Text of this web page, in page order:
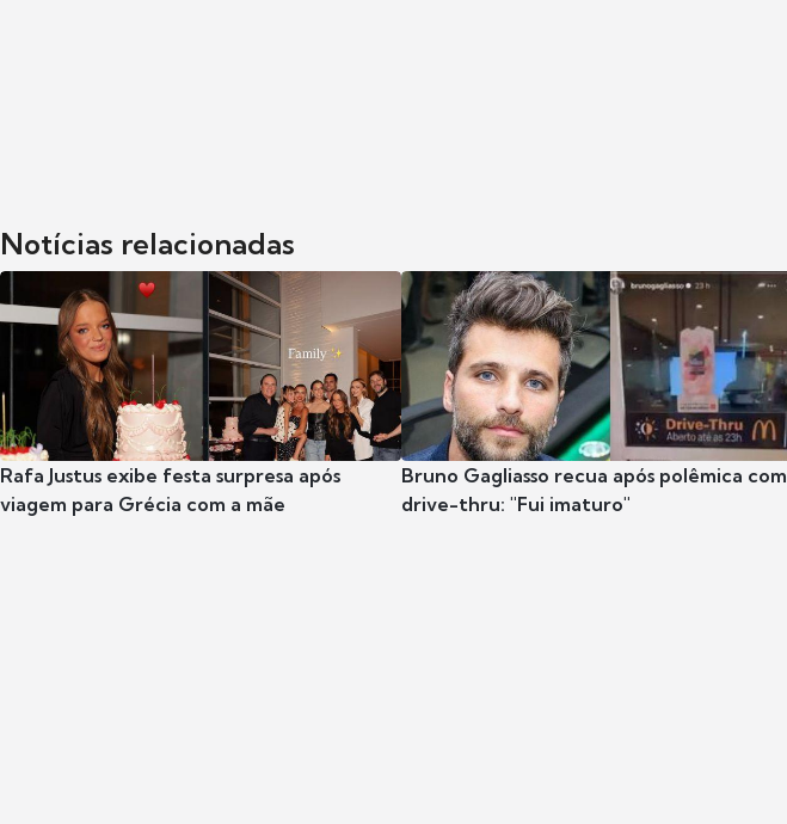
Notícias relacionadas
Rafa Justus exibe festa surpresa após
viagem para Grécia com a mãe
Bruno Gagliasso recua após polêmica com
drive-thru: "Fui imaturo"